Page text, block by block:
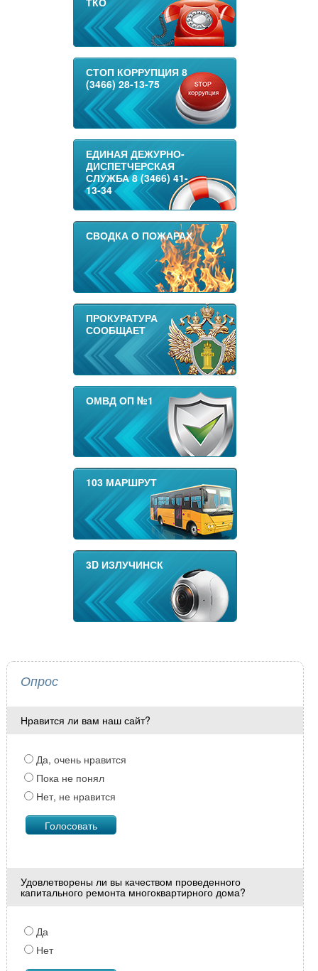
СТОП КОРРУПЦИЯ 8
(3466) 28-13-75
ЕДИНАЯ ДЕЖУРНО-
ДИСПЕТЧЕРСКАЯ
СЛУЖБА 8 (3466) 41-
13-34
СВОДКА О ПОЖАРАХ
ПРОКУРАТУРА
СООБЩАЕТ
ОМВД ОП №1
103 МАРШРУТ
3D ИЗЛУЧИНСК
Опрос
Нравится ли вам наш сайт?
Да, очень нравится
Пока не понял
Нет, не нравится
Удовлетворены ли вы качеством проведенного
капитального ремонта многоквартирного дома?
Да
Нет